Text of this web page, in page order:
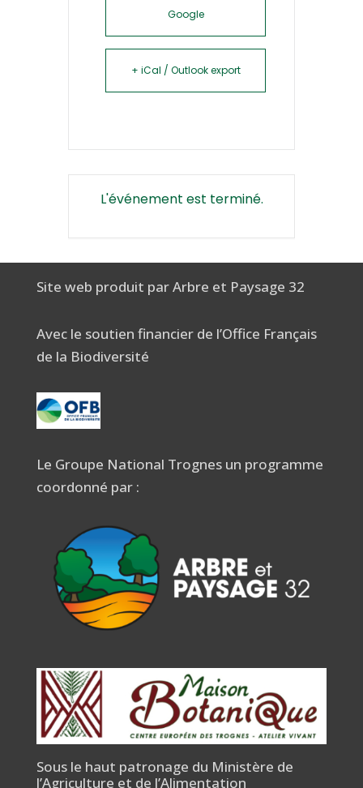
Google
+ iCal / Outlook export
L'événement est terminé.
Site web produit par Arbre et Paysage 32
Avec le soutien financier de l’Office Français
de la Biodiversité
Le Groupe National Trognes un programme
coordonné par :
Sous le haut patronage du Ministère de
l’Agriculture et de l’Alimentation